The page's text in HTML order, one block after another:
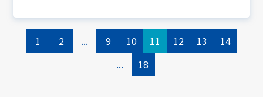
1 2 ... 9 10 11 12 13
14
...
18